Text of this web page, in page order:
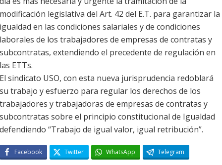
modificación legislativa del Art. 42 del E.T. para garantizar la
igualdad en las condiciones salariales y de condiciones
laborales de los trabajadores de empresas de contratas y
subcontratas, extendiendo el precedente de regulación en
las ETTs.
El sindicato USO, con esta nueva jurisprudencia redoblará
su trabajo y esfuerzo para regular los derechos de los
trabajadores y trabajadoras de empresas de contratas y
subcontratas sobre el principio constitucional de Igualdad
defendiendo “Trabajo de igual valor, igual retribución”.
Facebook Twitter WhatsApp Telegram